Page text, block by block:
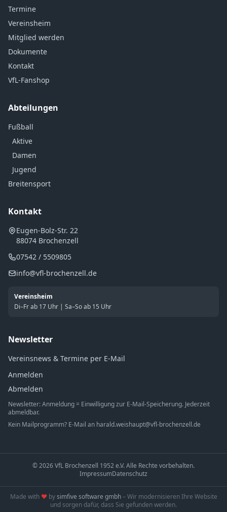
Termine
Vereinsheim
Mitglied werden
Dokumente
Kontakt
VfL-Fanshop
Abteilungen
Fußball
Aktive
Damen
Jugend
Breitensport
Kontakt
Eugen-Bolz-Str. 22
88074 Brochenzell
07542 / 5509805
info@vfl-brochenzell.de
Vereinsheim
Di–Fr ab 17 Uhr | Sa–So ab 15 Uhr
Newsletter
Vereinsnews & Termine per E-Mail
Anmelden
Abmelden
Newsletter: Anmeldung = Einwilligung zur E-Mail-Speicherung. Jederzeit
abmeldbar.
Kein Mailprogramm? E-Mail an harald.weishaupt@vfl-brochenzell.de
© 2026 VfL Brochenzell 1952 e.V. Alle Rechte vorbehalten.
ImpressumDatenschutz
Made with ♥bysimfive software gmbh– Wir modernisieren Ihre Website
und sorgen dafür, dass Sie gefunden werden.